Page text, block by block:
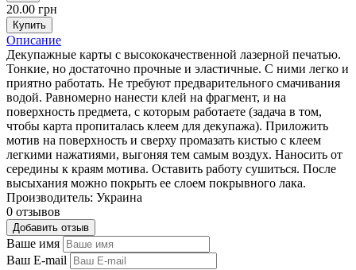
20.00 грн
Купить
Описание
Декупажные карты с высококачественной лазерной печатью.
Тонкие, но достаточно прочные и эластичные. С ними легко и
приятно работать. Не требуют предварительного смачивания
водой. Равномерно нанести клей на фрагмент, и на
поверхность предмета, с которым работаете (задача в том,
чтобы карта пропиталась клеем для декупажа). Приложить
мотив на поверхность и сверху промазать кистью с клеем
легкими нажатиями, выгоняя тем самым воздух. Наносить от
середины к краям мотива. Оставить работу сушиться. После
высыхания можно покрыть ее слоем покрывного лака.
Производитель: Украина
0 отзывов
Добавить отзыв
Ваше имя
Ваш E-mail